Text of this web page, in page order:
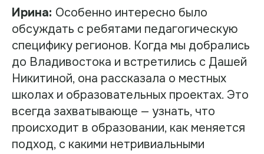
Ирина: Особенно интересно было
обсуждать с ребятами педагогическую
специфику регионов. Когда мы добрались
до Владивостока и встретились с Дашей
Никитиной, она рассказала о местных
школах и образовательных проектах. Это
всегда захватывающе — узнать, что
происходит в образовании, как меняется
подход, с какими нетривиальными